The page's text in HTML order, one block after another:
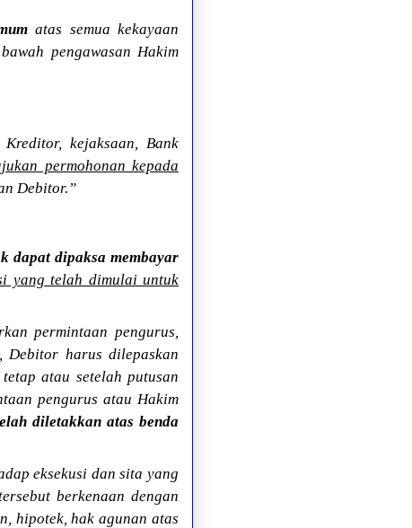
atas semua kekayaan
pengawasan Hakim
kejaksaan, Bank
permohonan kepada
Debitor.”
dapat dipaksa membayar
yang telah dimulai untuk
permintaan pengurus,
harus dilepaskan
atau setelah putusan
pengurus atau Hakim
diletakkan atas benda
eksekusi dan sita yang
berkenaan dengan
hipotek, hak agunan atas